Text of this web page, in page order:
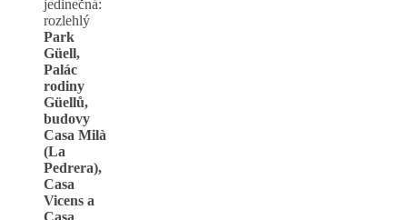
jedinečná:
rozlehlý
Park
Güell,
Palác
rodiny
Güellů,
budovy
Casa Milà
(La
Pedrera),
Casa
Vicens a
Casa